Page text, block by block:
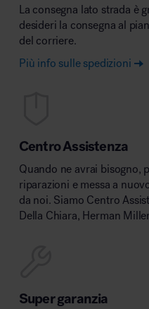
La consegna lato strada è
desideri la consegna al
del corriere.
Più info sulle spedizioni
Centro Assistenza
Quando ne avrai bisogno,
riparazioni e messa a
da noi. Siamo Centro
Della Chiara, Herman
Super garanzia